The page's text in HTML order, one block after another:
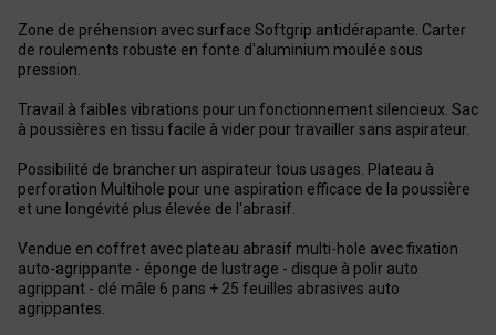
Zone de préhension avec surface Softgrip antidérapante. Carter
de roulements robuste en fonte d'aluminium moulée sous
pression.
Travail à faibles vibrations pour un fonctionnement silencieux. Sac
à poussières en tissu facile à vider pour travailler sans aspirateur.
Possibilité de brancher un aspirateur tous usages. Plateau à
perforation Multihole pour une aspiration efficace de la poussière
et une longévité plus élevée de l'abrasif.
Vendue en coffret avec plateau abrasif multi-hole avec fixation
auto-agrippante - éponge de lustrage - disque à polir auto
agrippant - clé mâle 6 pans + 25 feuilles abrasives auto
agrippantes.